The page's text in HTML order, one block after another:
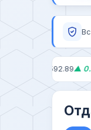
$592.89▲ 0.16%